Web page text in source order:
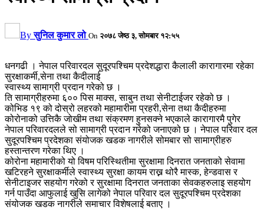
Byसुनिल कुमार लो On २०७८ जेष्ठ ३, सोमबार १२:५५
धनगढी । नेपाल परिवारदल सुदूरपश्चिम प्रदेशद्धारा कैलाली कारागारमा रहेका
सुरक्षाकर्मी,सेना तथा कैदीलाई
स्वास्थ्य सामाग्री प्रदान गरेको छ ।
ति सामाग्रीहरुमा ६०० पिस माक्स, साबुन तथा सेनीटाईजर रहेको छ ।
कोभिड १९ को दोस्रो लहरको महामारीमा प्रहरी,सेना तथा कैदीहरुमा
कोरोनाको उत्तिकै जोखीम तथा संक्रमण हुनसक्ने भएकाले कारागारमै पुगेर
नेपाल परिवारदलले सो सामाग्री प्रदान गरेको जनाएको छ । नेपाल परिवार दल
सुदूरपश्चिम प्रदेशका संयोजक खडक नागरीले सोमबार सो सामाग्रीहरु
हस्तान्तरण गरेका थिए ।
कोरोना महामारीको यो विषम परिस्थितीमा सुरक्षामा दिनरात जनताको सेवामा
खटिरहने सुरक्षाकर्मीले स्वास्थ्य सुरक्षा कायम राख्न थोरै मास्क, हेन्डवास र
सेनीटाइजर सहयोग गरेको र सुरक्षामा दिनरात जनताका सेवकहरुलाइ सहयोग
गर्न पाउँदा आफुलाई खुसि लागेको नेपाल परिवार दल सुदूरपश्चिम प्रदेशका
संयोजक खडक नागरीले समाचार विशेषलाई बताए ।